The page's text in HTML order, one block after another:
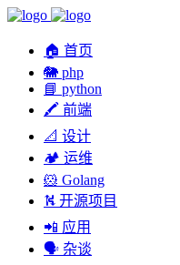
🏠 首页
🐘 php
📘 python
🖍 前端
📐 设计
🏕︎ 运维
🐹 Golang
⛕ 开源项目
📲 应用
🗣︎ 杂谈